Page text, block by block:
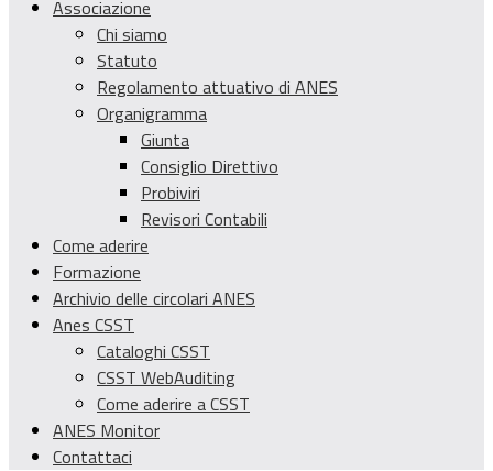
Associazione
Chi siamo
Statuto
Regolamento attuativo di ANES
Organigramma
Giunta
Consiglio Direttivo
Probiviri
Revisori Contabili
Come aderire
Formazione
Archivio delle circolari ANES
Anes CSST
Cataloghi CSST
CSST WebAuditing
Come aderire a CSST
ANES Monitor
Contattaci